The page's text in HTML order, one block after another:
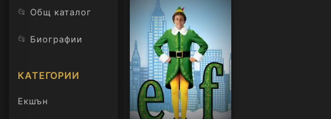
📂 Общ каталог
📂 Биографии
КАТЕГОРИИ
Екшън